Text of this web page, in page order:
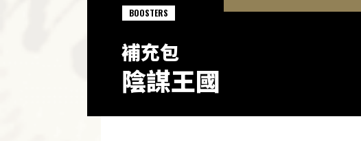
補充包
陰謀王國
BOOSTERS